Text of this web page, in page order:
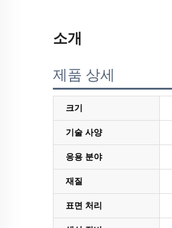
소개
제품 상세
크기
기술 사양
응용 분야
재질
표면 처리